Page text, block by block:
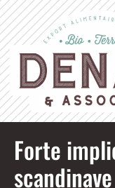
Forte